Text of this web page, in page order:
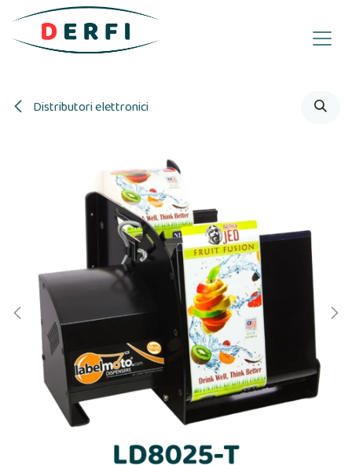
Passa al contenuto
Distributori elettronici